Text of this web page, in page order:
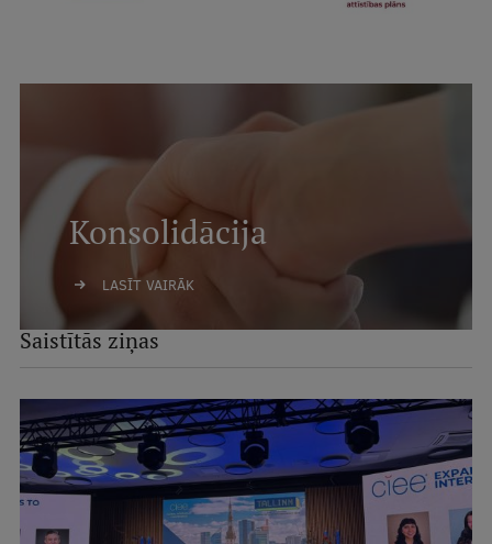
Konsolidācija
LASĪT VAIRĀK
Saistītās ziņas